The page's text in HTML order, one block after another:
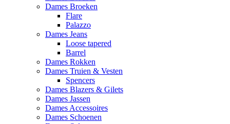
Dames Broeken
Flare
Palazzo
Dames Jeans
Loose tapered
Barrel
Dames Rokken
Dames Truien & Vesten
Spencers
Dames Blazers & Gilets
Dames Jassen
Dames Accessoires
Dames Schoenen